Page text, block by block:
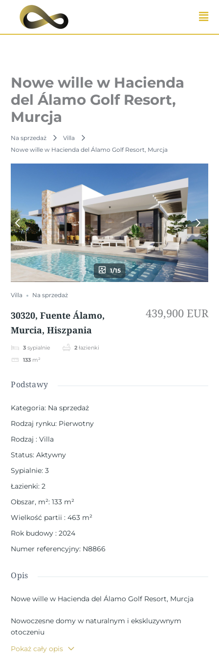
Przejdź
Nowe wille w Hacienda
del Álamo Golf Resort,
Murcja
Na sprzedaż
Villa
Nowe wille w Hacienda del Álamo Golf Resort, Murcja
1/15
Villa Na sprzedaż
30320, Fuente Álamo,
Murcia, Hiszpania
3 sypialnie 2 łazienki
133 m²
439,900 EUR
Podstawy
Kategoria: Na sprzedaż
Rodzaj rynku: Pierwotny
Rodzaj: Villa
Status: Aktywny
Sypialnie: 3
Łazienki: 2
Obszar, m²: 133 m²
Wielkość partii: 463 m²
Rok budowy: 2024
Numer referencyjny: N8866
Opis
Nowe wille w Hacienda del Álamo Golf Resort, Murcja
Nowoczesne domy w naturalnym i ekskluzywnym
otoczeniu
Hacienda del Álamo Golf Resort, zamkniętym osiedlu w
Pokaż cały opis